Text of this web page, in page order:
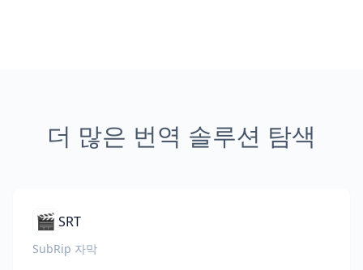
더 많은 번역 솔루션 탐색
🎬 SRT
SubRip 자막